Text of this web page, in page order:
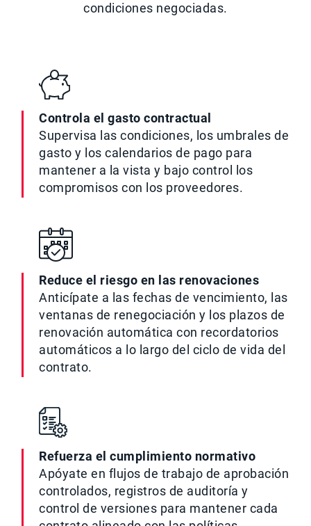
condiciones negociadas.
Controla el gasto contractual
Supervisa las condiciones, los umbrales de
gasto y los calendarios de pago para
mantener a la vista y bajo control los
compromisos con los proveedores.
Reduce el riesgo en las renovaciones
Anticípate a las fechas de vencimiento, las
ventanas de renegociación y los plazos de
renovación automática con recordatorios
automáticos a lo largo del ciclo de vida del
contrato.
Refuerza el cumplimiento normativo
Apóyate en flujos de trabajo de aprobación
controlados, registros de auditoría y
control de versiones para mantener cada